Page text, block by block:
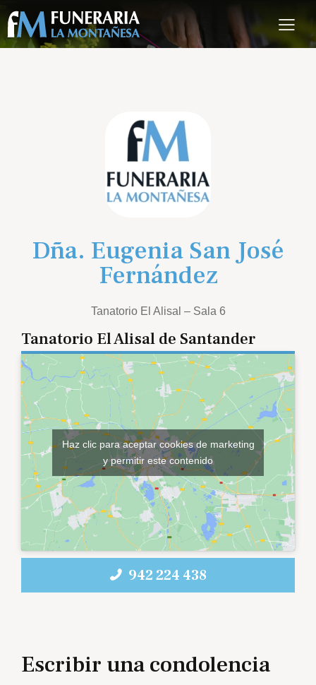
Dña. Eugenia San José
Fernández
Tanatorio El Alisal – Sala 6
Tanatorio El Alisal de Santander
Haz clic para aceptar cookies de marketing
y permitir este contenido
942 224 438
Escribir una condolencia